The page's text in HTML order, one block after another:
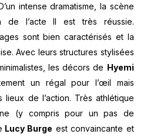
intense dramatisme, la scène
l’acte II est très réussie.
sont bien caractérisés et la
Avec leurs structures stylisées
les décors de Hyemi
un régal pour l’œil mais
lieux de l’action. Très athlétique
(y compris pour un pas de
Lucy Burge est convaincante et